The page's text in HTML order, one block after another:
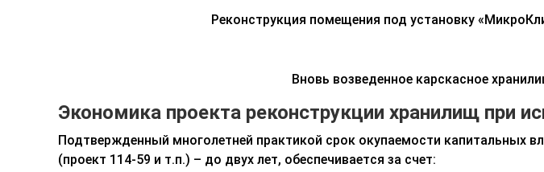
Реконструкция помещения под установку
Вновь возведенное карскасное
Экономика проекта реконструкции хранилищ при
Подтвержденный многолетней практикой срок окупаемости капитальных
(проект 114-59 и т.п.) – до двух лет, обеспечивается за счет: